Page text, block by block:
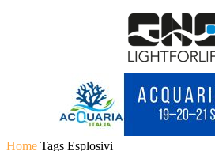
Home Tags Esplosivi